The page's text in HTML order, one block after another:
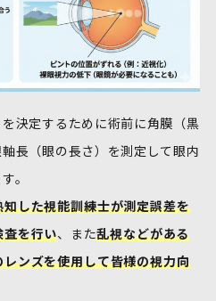
決定するために術前に角膜（黒
長（眼の長さ）を測定して眼内
。
した視能訓練士が測定誤差を
査を行い、また乱視などがある
ンズを使用して皆様の視力向